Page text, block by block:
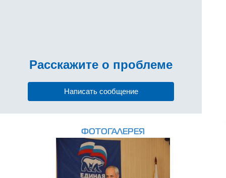
Расскажите о проблеме
Написать сообщение
ФОТОГАЛЕРЕЯ